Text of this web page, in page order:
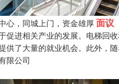
心，同城上门，资金雄厚面议
促进相关产业的发展。电梯回
供了大量的就业机会。此外，
限公司